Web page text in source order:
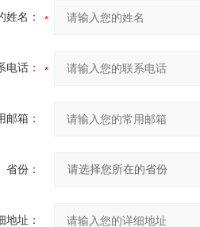
姓名：
电话：
邮箱：
省份：
地址：